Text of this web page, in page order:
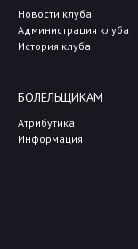
Новости клуба
Администрация клуба
История клуба
БОЛЕЛЬЩИКАМ
Атрибутика
Информация